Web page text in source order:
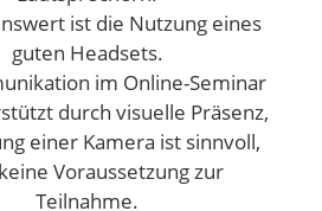
ist die Nutzung eines
guten Headsets.
im Online-Seminar
durch visuelle Präsenz,
einer Kamera ist sinnvoll,
Voraussetzung zur
Teilnahme.